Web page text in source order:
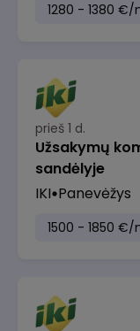
1280 - 1380 €/
prieš 1 d.
Užsakymų
sandėlyje
IKI Panevėžys
1500 - 1850 €/